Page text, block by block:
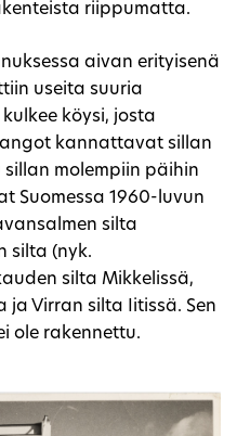
riippumatta.
aivan erityisenä
useita suuria
köysi, josta
kannattavat sillan
molempiin päihin
Suomessa 1960-luvun
silta
silta (nyk.
silta Mikkelissä,
ja Virran silta Iitissä. Sen
ole rakennettu.